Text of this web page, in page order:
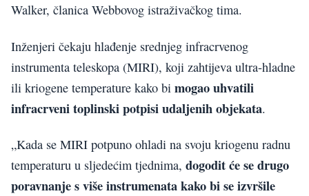
Walker, članica Webbovog istraživačkog tima.
Inženjeri čekaju hlađenje srednjeg infracrvenog
instrumenta teleskopa (MIRI), koji zahtijeva ultra-hladne
ili kriogene temperature kako bi mogao uhvatili
infracrveni toplinski potpisi udaljenih objekata.
„Kada se MIRI potpuno ohladi na svoju kriogenu radnu
temperaturu u sljedećim tjednima, dogodit će se drugo
poravnanje s više instrumenata kako bi se izvršile